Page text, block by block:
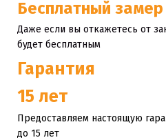
Бесплатный
Даже если вы откажетесь от
будет бесплатным
Гарантия
15 лет
Предоставляем настоящую
до 15 лет